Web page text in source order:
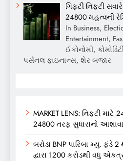
ગિફ્ટી નિફ્ટી
24800 મહત્વની
In Business,
Entertainment,
ઈકોનોમી,
પર્સનલ ફાઇનાન્સ, શેર બજાર
MARKET LENS: નિફ્ટી
24800 તરફ સુધારાનો
બરોડા BNP પારિબા મ્યુ. ફંડે
દ્વારા 1200 કરોડથી વધુ